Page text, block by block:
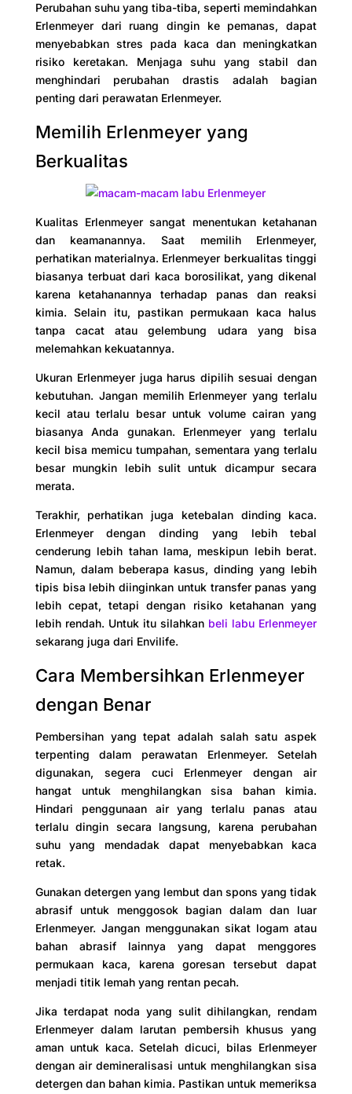
Perubahan suhu yang tiba-tiba, seperti memindahkan
Erlenmeyer dari ruang dingin ke pemanas, dapat
menyebabkan stres pada kaca dan meningkatkan
risiko keretakan. Menjaga suhu yang stabil dan
menghindari perubahan drastis adalah bagian
penting dari perawatan Erlenmeyer.
Memilih Erlenmeyer yang
Berkualitas
Kualitas Erlenmeyer sangat menentukan ketahanan
dan keamanannya. Saat memilih Erlenmeyer,
perhatikan materialnya. Erlenmeyer berkualitas tinggi
biasanya terbuat dari kaca borosilikat, yang dikenal
karena ketahanannya terhadap panas dan reaksi
kimia. Selain itu, pastikan permukaan kaca halus
tanpa cacat atau gelembung udara yang bisa
melemahkan kekuatannya.
Ukuran Erlenmeyer juga harus dipilih sesuai dengan
kebutuhan. Jangan memilih Erlenmeyer yang terlalu
kecil atau terlalu besar untuk volume cairan yang
biasanya Anda gunakan. Erlenmeyer yang terlalu
kecil bisa memicu tumpahan, sementara yang terlalu
besar mungkin lebih sulit untuk dicampur secara
merata.
Terakhir, perhatikan juga ketebalan dinding kaca.
Erlenmeyer dengan dinding yang lebih tebal
cenderung lebih tahan lama, meskipun lebih berat.
Namun, dalam beberapa kasus, dinding yang lebih
tipis bisa lebih diinginkan untuk transfer panas yang
lebih cepat, tetapi dengan risiko ketahanan yang
lebih rendah. Untuk itu silahkan beli labu Erlenmeyer
sekarang juga dari Envilife.
Cara Membersihkan Erlenmeyer
dengan Benar
Pembersihan yang tepat adalah salah satu aspek
terpenting dalam perawatan Erlenmeyer. Setelah
digunakan, segera cuci Erlenmeyer dengan air
hangat untuk menghilangkan sisa bahan kimia.
Hindari penggunaan air yang terlalu panas atau
terlalu dingin secara langsung, karena perubahan
suhu yang mendadak dapat menyebabkan kaca
retak.
Gunakan detergen yang lembut dan spons yang tidak
abrasif untuk menggosok bagian dalam dan luar
Erlenmeyer. Jangan menggunakan sikat logam atau
bahan abrasif lainnya yang dapat menggores
permukaan kaca, karena goresan tersebut dapat
menjadi titik lemah yang rentan pecah.
Jika terdapat noda yang sulit dihilangkan, rendam
Erlenmeyer dalam larutan pembersih khusus yang
aman untuk kaca. Setelah dicuci, bilas Erlenmeyer
dengan air demineralisasi untuk menghilangkan sisa
detergen dan bahan kimia. Pastikan untuk memeriksa